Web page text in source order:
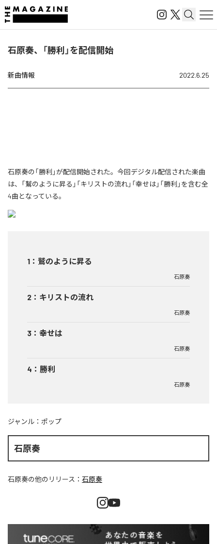
石原奏、「勝利」を配信開始
新曲情報 2022.6.25
石原奏の「勝利」が配信開始された。今回デジタル配信された楽曲
は、「鷲のように昇る」「キリストの流れ」「幸せは」「勝利」を含む全
4曲となっている。
1 ： 鷲のように昇る
石原奏
2 ： キリストの流れ
石原奏
3 ： 幸せは
石原奏
4 ： 勝利
石原奏
ジャンル： ポップ
石原奏
石原奏の他のリリース： 石原奏